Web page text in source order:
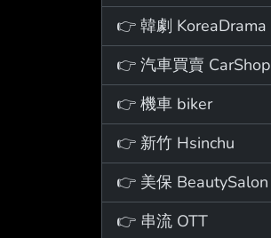
👉 韓劇 KoreaDrama
👉 汽車買賣 CarShop
👉 機車 biker
👉 新竹 Hsinchu
👉 美保 BeautySalon
👉 串流 OTT